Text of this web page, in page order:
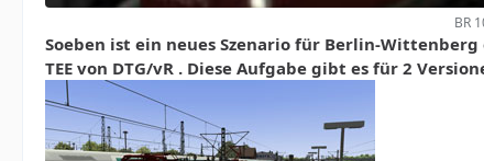
BR
Soeben ist ein neues Szenario für Berlin-
TEE von DTG/vR . Diese Aufgabe gibt es für 2